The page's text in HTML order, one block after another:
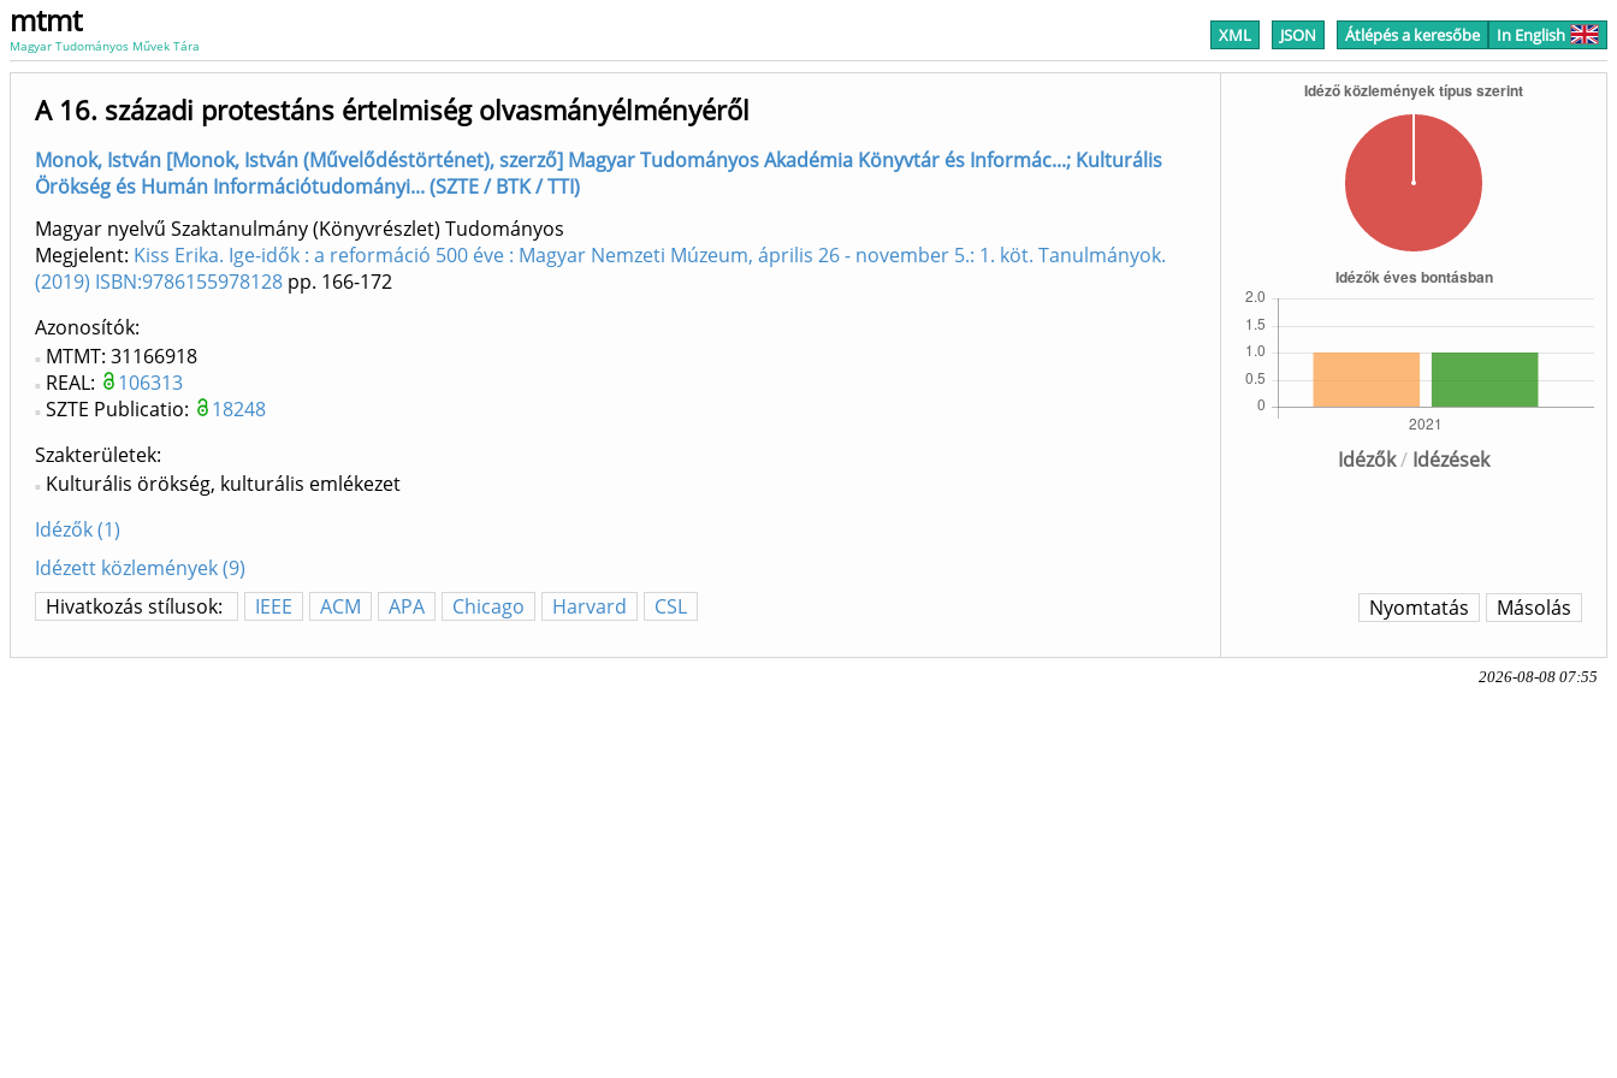
mtmt
Magyar Tudományos Művek Tára XML JSON Átlépés a keresőbe In English
Idézők/ Idézések
A 16. századi protestáns értelmiség olvasmányélményéről
Monok, István [Monok, István (Művelődéstörténet), szerző] Magyar Tudományos Akadémia Könyvtár és Informác...; Kulturális
Örökség és Humán Információtudományi... (SZTE / BTK / TTI)
Magyar nyelvű Szaktanulmány (Könyvrészlet) Tudományos
Megjelent: Kiss Erika. Ige-idők : a reformáció 500 éve : Magyar Nemzeti Múzeum, április 26 - november 5.: 1. köt. Tanulmányok.
(2019) ISBN:9786155978128 pp. 166-172
Azonosítók
MTMT: 31166918
REAL:
106313
SZTE Publicatio:
18248
Szakterületek:
Kulturális örökség, kulturális emlékezet
Idézők (1)
Idézett közlemények (9)
Hivatkozás stílusok:
IEEE ACM APA Chicago Harvard CSL Másolás
Nyomtatás
2026-08-08 07:55